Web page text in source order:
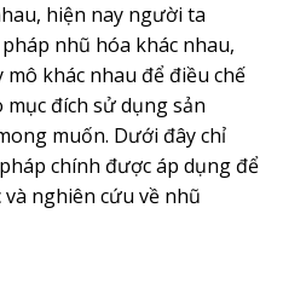
hiện nay người ta
nhũ hóa khác nhau,
khác nhau để điều chế
đích sử dụng sản
muốn. Dưới đây chỉ
chính được áp dụng để
nghiên cứu về nhũ